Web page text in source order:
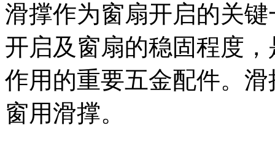
滑撑作为窗扇开启的关
开启及窗扇的稳固程度
作用的重要五金配件。
窗用滑撑。